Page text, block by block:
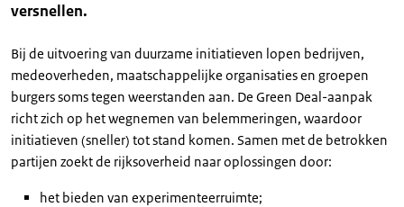
versnellen.
Bij de uitvoering van duurzame initiatieven lopen bedrijven,
medeoverheden, maatschappelijke organisaties en groepen
burgers soms tegen weerstanden aan. De Green Deal-aanpak
richt zich op het wegnemen van belemmeringen, waardoor
initiatieven (sneller) tot stand komen. Samen met de betrokken
partijen zoekt de rijksoverheid naar oplossingen door:
het bieden van experimenteerruimte;